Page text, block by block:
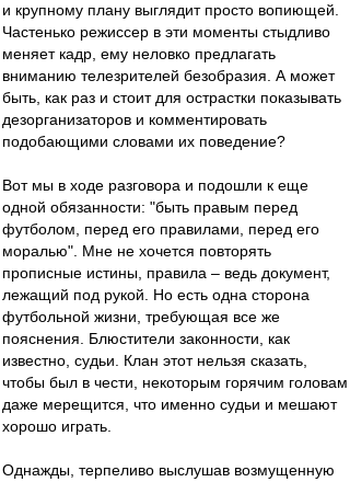
и крупному плану выглядит просто вопиющей.
Частенько режиссер в эти моменты стыдливо
меняет кадр, ему неловко предлагать
вниманию телезрителей безобразия. А может
быть, как раз и стоит для острастки показывать
дезорганизаторов и комментировать
подобающими словами их поведение?
Вот мы в ходе разговора и подошли к еще
одной обязанности: "быть правым перед
футболом, перед его правилами, перед его
моралью". Мне не хочется повторять
прописные истины, правила – ведь документ,
лежащий под рукой. Но есть одна сторона
футбольной жизни, требующая все же
пояснения. Блюстители законности, как
известно, судьи. Клан этот нельзя сказать,
чтобы был в чести, некоторым горячим головам
даже мерещится, что именно судьи и мешают
хорошо играть.
Однажды, терпеливо выслушав возмущенную